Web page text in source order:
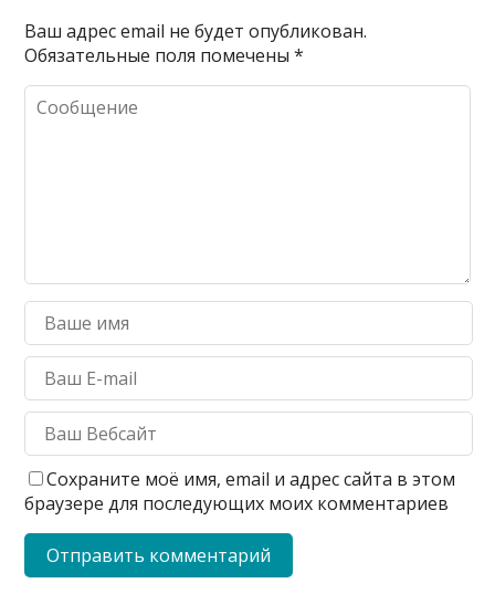
Ваш адрес email не будет опубликован.
Обязательные поля помечены*
Сохраните моё имя, email и адрес сайта в этом
браузере для последующих моих комментариев